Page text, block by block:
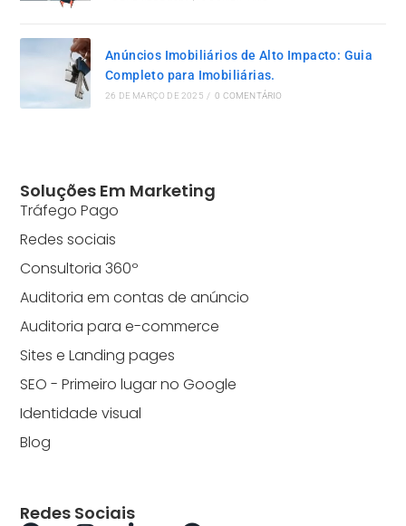
Anúncios Imobiliários de Alto Impacto: Guia
Completo para Imobiliárias.
26 DE MARÇO DE 2025 / 0 COMENTÁRIO
Soluções Em Marketing
Tráfego Pago
Redes sociais
Consultoria 360º
Auditoria em contas de anúncio
Auditoria para e-commerce
Sites e Landing pages
SEO - Primeiro lugar no Google
Identidade visual
Blog
Redes Sociais